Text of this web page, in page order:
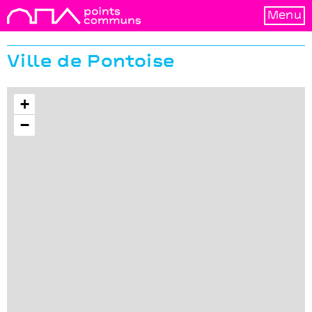
Menu
Ville de Pontoise
+
−